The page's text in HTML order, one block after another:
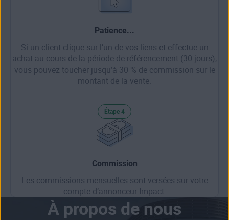
Patience...
Si un client clique sur l’un de vos liens et effectue un
achat au cours de la période de référencement (30 jours),
vous pouvez toucher jusqu’à 30 % de commission sur le
montant de la vente.
Étape 4
Commission
Les commissions mensuelles sont versées sur votre
compte d’annonceur Impact.
À propos de nous